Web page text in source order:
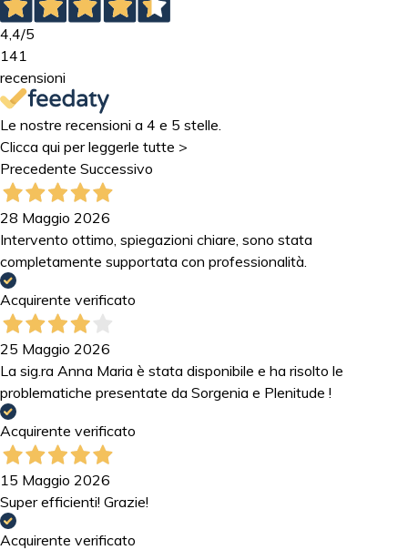
4,4/5
141
recensioni
Le nostre recensioni a 4 e 5 stelle.
Clicca qui per leggerle tutte >
Precedente Successivo
28 Maggio 2026
Intervento ottimo, spiegazioni chiare, sono stata
completamente supportata con professionalità.
Acquirente verificato
25 Maggio 2026
La sig.ra Anna Maria è stata disponibile e ha risolto le
problematiche presentate da Sorgenia e Plenitude !
Acquirente verificato
15 Maggio 2026
Super efficienti! Grazie!
Acquirente verificato